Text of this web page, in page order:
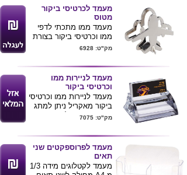
מעמד לכרטיסי ביקור
מטוס
מעמד ממו מתכתי לדפי
ממו וכרטיסי ביקור בצורת
מטוס.
ע"ג המוצר.
גובה מוצר 8.5 ס"מ
מק"ט: 6928
מעמד לניירות ממו
וכרטיסי ביקור
מעמד לניירות ממו וכרטיסי
ביקור מאקריל ניתן למתג
את המעמד בלוגו חברה
המעמד לעטיםומעמד
לפלאפון
מק"ט: 7075
מעמד לפרוספקטים שני
תאים
מעמד לקטלוגים מידה 1/3